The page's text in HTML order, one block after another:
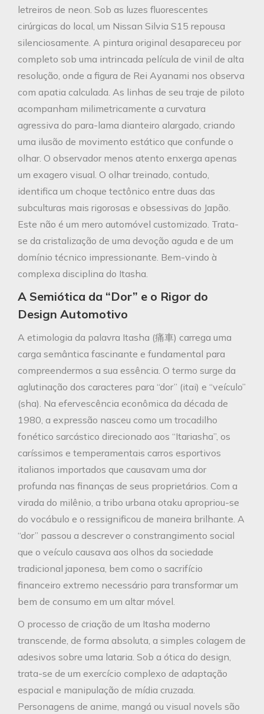
letreiros de neon. Sob as luzes fluorescentes
cirúrgicas do local, um Nissan Silvia S15 repousa
silenciosamente. A pintura original desapareceu por
completo sob uma intrincada película de vinil de alta
resolução, onde a figura de Rei Ayanami nos observa
com apatia calculada. As linhas de seu traje de piloto
acompanham milimetricamente a curvatura
agressiva do para-lama dianteiro alargado, criando
uma ilusão de movimento estático que confunde o
olhar. O observador menos atento enxerga apenas
um exagero visual. O olhar treinado, contudo,
identifica um choque tectônico entre duas das
subculturas mais rigorosas e obsessivas do Japão.
Este não é um mero automóvel customizado. Trata-
se da cristalização de uma devoção aguda e de um
domínio técnico impressionante. Bem-vindo à
complexa disciplina do Itasha.
A Semiótica da “Dor” e o Rigor do
Design Automotivo
A etimologia da palavra Itasha (痛車) carrega uma
carga semântica fascinante e fundamental para
compreendermos a sua essência. O termo surge da
aglutinação dos caracteres para “dor” (itai) e “veículo”
(sha). Na efervescência econômica da década de
1980, a expressão nasceu como um trocadilho
fonético sarcástico direcionado aos “Itariasha”, os
caríssimos e temperamentais carros esportivos
italianos importados que causavam uma dor
profunda nas finanças de seus proprietários. Com a
virada do milênio, a tribo urbana otaku apropriou-se
do vocábulo e o ressignificou de maneira brilhante. A
“dor” passou a descrever o constrangimento social
que o veículo causava aos olhos da sociedade
tradicional japonesa, bem como o sacrifício
financeiro extremo necessário para transformar um
bem de consumo em um altar móvel.
O processo de criação de um Itasha moderno
transcende, de forma absoluta, a simples colagem de
adesivos sobre uma lataria. Sob a ótica do design,
trata-se de um exercício complexo de adaptação
espacial e manipulação de mídia cruzada.
Personagens de anime, mangá ou visual novels são